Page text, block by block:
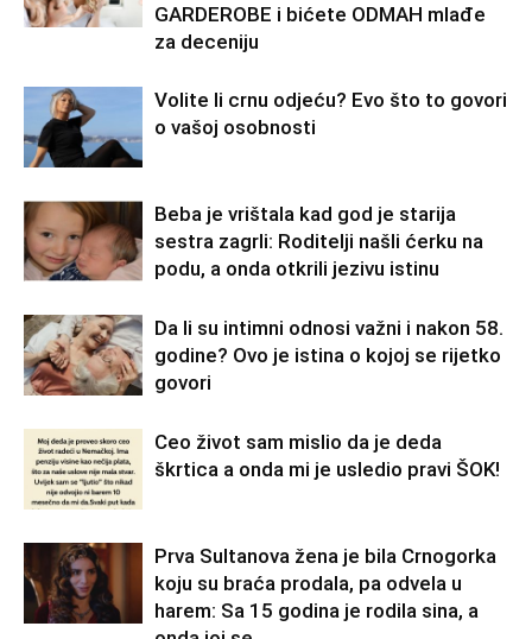
GARDEROBE i bićete ODMAH mlađe
za deceniju
Volite li crnu odjeću? Evo što to govori
o vašoj osobnosti
Beba je vrištala kad god je starija
sestra zagrli: Roditelji našli ćerku na
podu, a onda otkrili jezivu istinu
Da li su intimni odnosi važni i nakon 58.
godine? Ovo je istina o kojoj se rijetko
govori
Ceo život sam mislio da je deda
škrtica a onda mi je usledio pravi ŠOK!
Prva Sultanova žena je bila Crnogorka
koju su braća prodala, pa odvela u
harem: Sa 15 godina je rodila sina, a